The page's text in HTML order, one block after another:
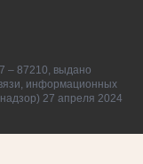
– 87210, выдано
информационных
27 апреля 2024